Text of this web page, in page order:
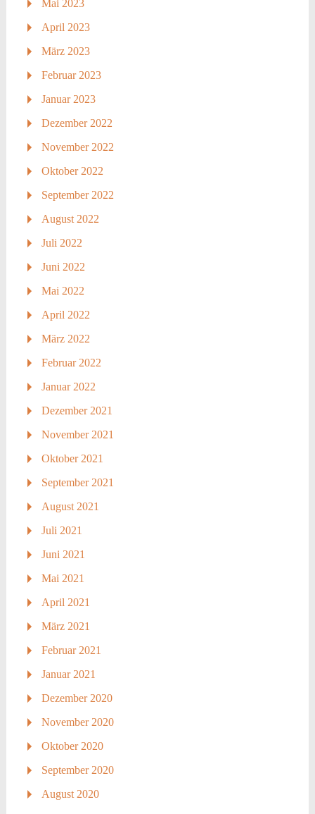
Mai 2023
April 2023
März 2023
Februar 2023
Januar 2023
Dezember 2022
November 2022
Oktober 2022
September 2022
August 2022
Juli 2022
Juni 2022
Mai 2022
April 2022
März 2022
Februar 2022
Januar 2022
Dezember 2021
November 2021
Oktober 2021
September 2021
August 2021
Juli 2021
Juni 2021
Mai 2021
April 2021
März 2021
Februar 2021
Januar 2021
Dezember 2020
November 2020
Oktober 2020
September 2020
August 2020